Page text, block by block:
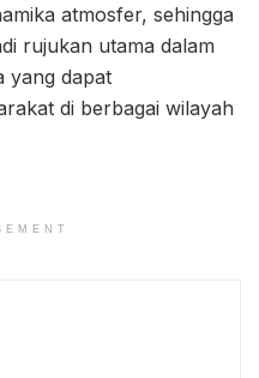
atmosfer, sehingga
rujukan utama dalam
yang dapat
di berbagai wilayah